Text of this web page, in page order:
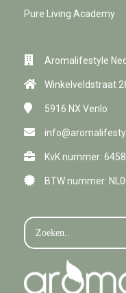
Pure Living Academy
Aromalifestyle
Winkelveldstraat
5916 NX Venlo
KvK nummer:
BTW nummer: